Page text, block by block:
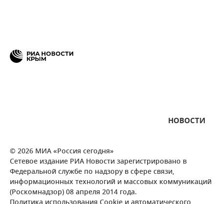
НОВОСТИ
© 2026 МИА «Россия сегодня»
Сетевое издание РИА Новости зарегистрировано в
Федеральной службе по надзору в сфере связи,
информационных технологий и массовых коммуникаций
(Роскомнадзор) 08 апреля 2014 года.